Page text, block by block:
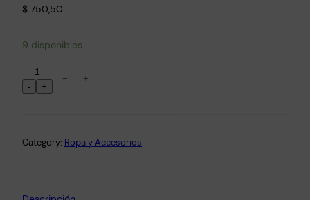
$ 750,50
9 disponibles
e
- +
− +
Category: Ropa y Accesorios